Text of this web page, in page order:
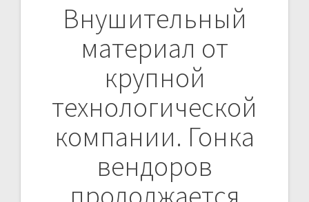
Внушительный
материал от
крупной
технологической
компании. Гонка
вендоров
Навигация
записям